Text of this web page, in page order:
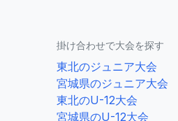
掛け合わせで大会を探す
東北のジュニア大会
宮城県のジュニア大会
東北のU-12大会
宮城県のU-12大会